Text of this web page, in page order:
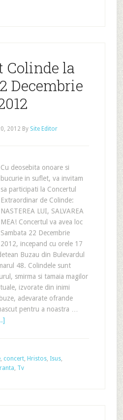
Colinde la
Decembrie
2012 By Site Editor
Cu deosebita onoare si
bucurie in suflet, va invitam
sa participati la Concertul
Extraordinar de Colinde:
NASTEREA LUI, SALVAREA
MEA! Concertul va avea loc
Sambata 22 Decembrie
2012, incepand cu orele 17
Buzau din Bulevardul
48. Colindele sunt
smirma si tamaia magilor
izvorate din inimi
adevarate ofrande
pentru a noastra …
, concert, Hristos, Isus,
, Tv